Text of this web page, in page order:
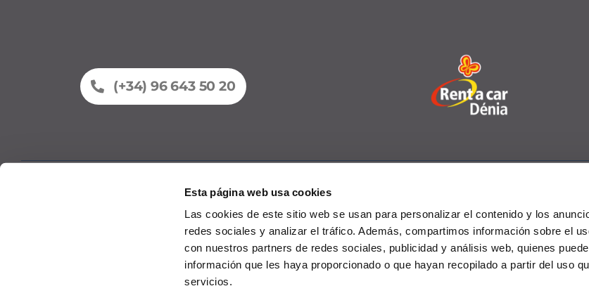
Esta página web usa cookies
Las cookies de este sitio web se usan para personalizar el contenido y los
redes sociales y analizar el tráfico. Además, compartimos información sobre el
con nuestros partners de redes sociales, publicidad y análisis web, quienes
información que les haya proporcionado o que hayan recopilado a partir del uso
servicios.
(+34) 96 643 50 20
Fahrzeugflotte Lieferwagen Angebote Büros FAQs